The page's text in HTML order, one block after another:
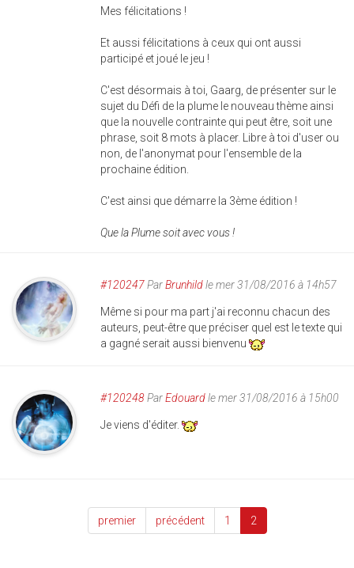
Mes félicitations !
Et aussi félicitations à ceux qui ont aussi
participé et joué le jeu !
C'est désormais à toi, Gaarg, de présenter sur le
sujet du Défi de la plume le nouveau thème ainsi
que la nouvelle contrainte qui peut être, soit une
phrase, soit 8 mots à placer. Libre à toi d'user ou
non, de l'anonymat pour l'ensemble de la
prochaine édition.
C'est ainsi que démarre la 3ème édition !
Que la Plume soit avec vous !
#120247ParBrunhildle mer 31/08/2016 à 14h57
Même si pour ma part j'ai reconnu chacun des
auteurs, peut-être que préciser quel est le texte qui
a gagné serait aussi bienvenu
#120248ParEdouardle mer 31/08/2016 à 15h00
Je viens d'éditer.
premier précédent 1 2